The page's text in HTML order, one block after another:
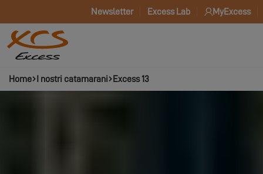
Newsletter Excess Lab MyExcess
Home I nostri catamarani Excess 13